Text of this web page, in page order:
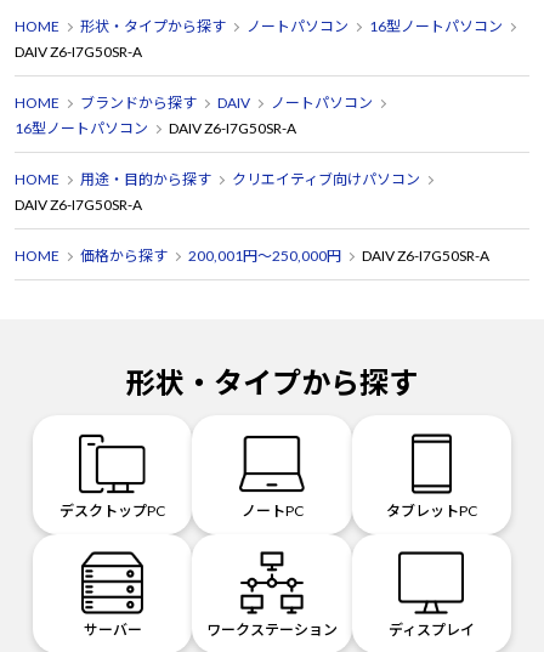
HOME 形状・タイプから探す ノートパソコン
16型ノートパソコン
DAIV Z6-I7G50SR-A
HOME ブランドから探す DAIV
ノートパソコン
16型ノートパソコン
DAIV Z6-I7G50SR-A
HOME 用途・目的から探す
クリエイティブ向けパソコン
DAIV Z6-I7G50SR-A
HOME 価格から探す 200,001円～250,000円 DAIV Z6-I7G50SR-A
形状・タイプから探す
デスクトップPC ノートPC タブレットPC
サーバー ワークステーション ディスプレイ